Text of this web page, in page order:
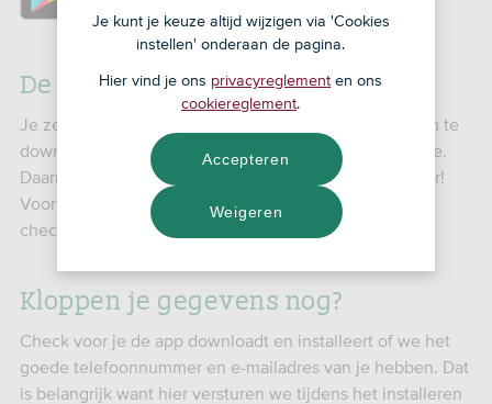
id=nl.devolksbank.sns.bankieren
De SNS App installeren
Je zet de SNS App zelf op je telefoon of tablet door ‘m te
downloaden via de App Store, Google Play of onze site.
Daarna doorloop je op je telefoon alle stappen en klaar!
Voor je begint is het wel handig om je gegevens te
checken en wat spullen klaar te leggen.
Kloppen je gegevens nog?
Check voor je de app downloadt en installeert of we het
goede telefoonnummer en e-mailadres van je hebben. Dat
is belangrijk want hier versturen we tijdens het installeren
Je kunt je keuze altijd wijzigen via 'Cookies
instellen' onderaan de pagina.
Hier vind je ons privacyreglement en ons
cookiereglement.
Weigeren
Accepteren